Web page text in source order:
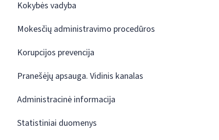
Kokybės vadyba
Mokesčių administravimo procedūros
Korupcijos prevencija
Pranešėjų apsauga. Vidinis kanalas
Administracinė informacija
Statistiniai duomenys